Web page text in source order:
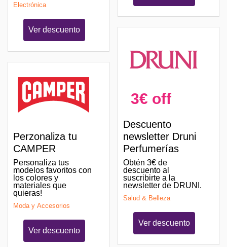
Electrónica
Ver descuento
Perzonaliza tu
CAMPER
Personaliza tus
modelos favoritos con
los colores y
materiales que
quieras!
Moda y Accesorios
Ver descuento
3€ off
Descuento
newsletter Druni
Perfumerías
Obtén 3€ de
descuento al
suscribirte a la
newsletter de DRUNI.
Salud & Belleza
Ver descuento